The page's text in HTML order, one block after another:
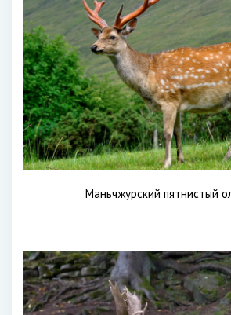
Маньчжурский пятнистый